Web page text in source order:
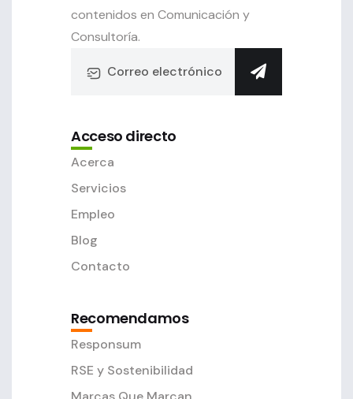
contenidos en Comunicación y
Consultoría.
Acceso directo
Acerca
Servicios
Empleo
Blog
Contacto
Recomendamos
Responsum
RSE y Sostenibilidad